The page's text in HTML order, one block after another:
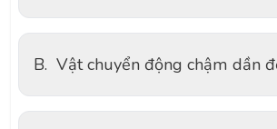
B. Vật chuyển động chậm dần